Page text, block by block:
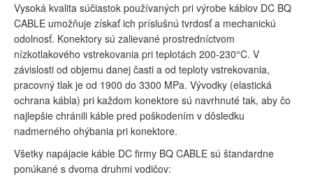
Vysoká kvalita súčiastok používaných pri výrobe káblov DC BQ
CABLE umožňuje získať ich príslušnú tvrdosť a mechanickú
odolnosť. Konektory sú zalievané prostredníctvom
nízkotlakového vstrekovania pri teplotách 200-230°C. V
závislosti od objemu danej časti a od teploty vstrekovania,
pracovný tlak je od 1900 do 3300 MPa. Vývodky (elastická
ochrana kábla) pri každom konektore sú navrhnuté tak, aby čo
najlepšie chránili káble pred poškodením v dôsledku
nadmerného ohýbania pri konektore.
Všetky napájacie káble DC firmy BQ CABLE sú štandardne
ponúkané s dvoma druhmi vodičov: